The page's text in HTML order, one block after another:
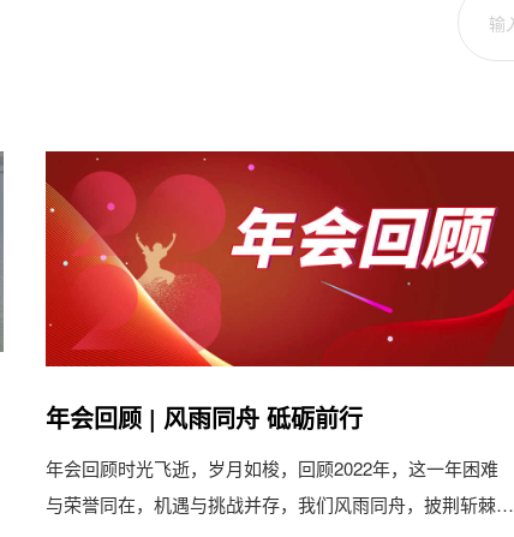
年会回顾 | 风雨同舟 砥砺前行
年会回顾时光飞逝，岁月如梭，回顾2022年，这一年困难
与荣誉同在，机遇与挑战并存，我们风雨同舟，披荆斩棘，